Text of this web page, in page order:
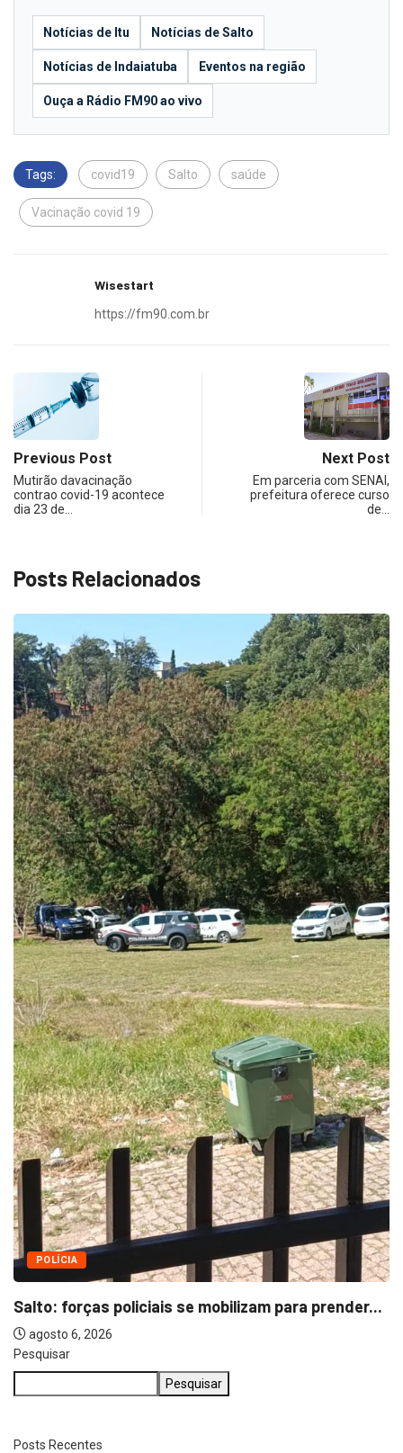
Notícias de Itu Notícias de Salto
Notícias de Indaiatuba Eventos na região
Ouça a Rádio FM90 ao vivo
Tags: covid19 Salto saúde
Vacinação covid 19
Wisestart
https://fm90.com.br
Previous Post
Mutirão davacinação
contrao covid-19 acontece
dia 23 de…
Next Post
Em parceria com SENAI,
prefeitura oferece curso
de…
Posts Relacionados
SAÚDE
Multivacinação de Salto vai até 31 de...
agosto 5, 2026
Pesquisar
Pesquisar
Posts Recentes